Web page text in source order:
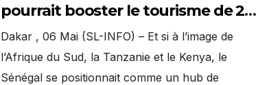
pourrait booster le tourisme de 21
%, en attente du feu vert de l’État
»
Dakar , 06 Mai (SL-INFO) – Et si à l’image de
l’Afrique du Sud, la Tanzanie et le Kenya, le
Sénégal se positionnait comme un hub de